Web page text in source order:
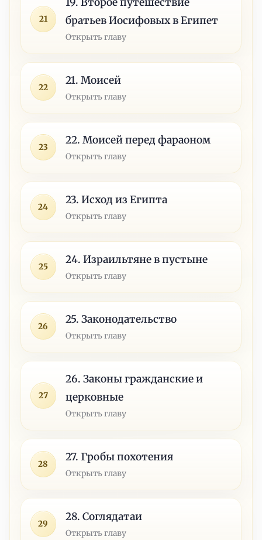
21
братьев Иосифовых в Египет
Открыть главу
22
21. Моисей
Открыть главу
23
22. Моисей перед фараоном
Открыть главу
24
23. Исход из Египта
Открыть главу
25
24. Израильтяне в пустыне
Открыть главу
26
25. Законодательство
Открыть главу
27
26. Законы гражданские и
церковные
Открыть главу
28
27. Гробы похотения
Открыть главу
29
28. Соглядатаи
Открыть главу